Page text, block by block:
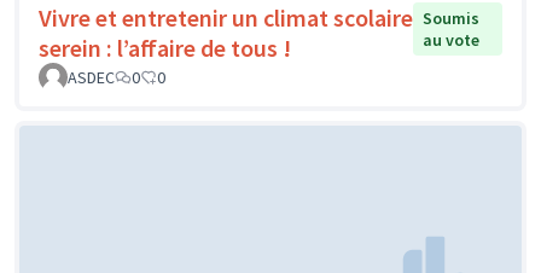
Vivre et entretenir un climat scolaire
serein : l’affaire de tous !
Soumis
au vote
ASDEC
0 0